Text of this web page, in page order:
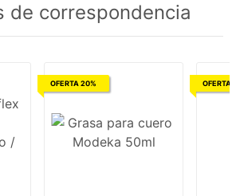
de correspondencia
OFERTA 20% OFERTA